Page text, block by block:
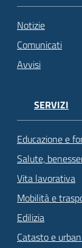
Notizie
Comunicati
Avvisi
SERVIZI
Educazione e
Salute,
Vita lavorativa
Mobilità e
Edilizia
Catasto e